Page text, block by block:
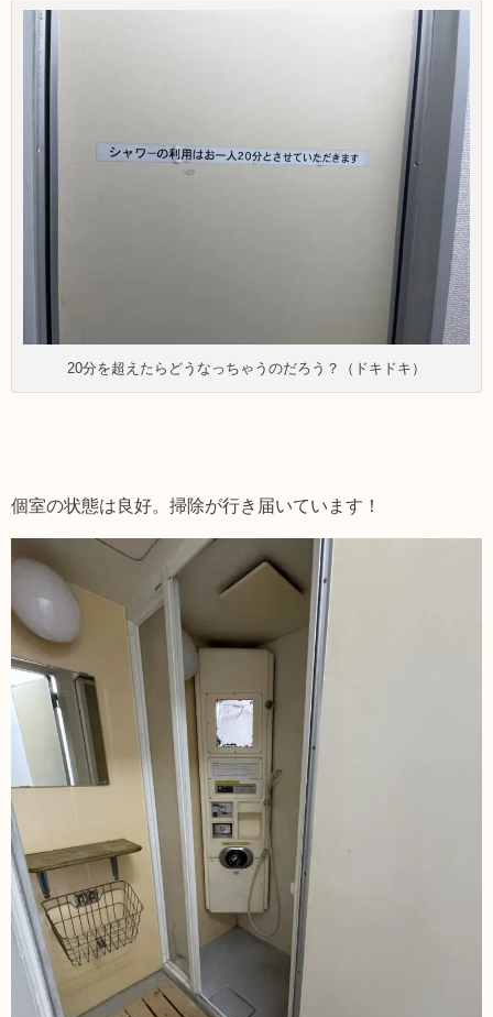
20分を超えたらどうなっちゃうのだろう？（ドキドキ）
個室の状態は良好。掃除が行き届いています！